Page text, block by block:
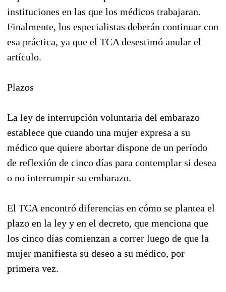
instituciones en las que los médicos trabajaran.
Finalmente, los especialistas deberán continuar con
esa práctica, ya que el TCA desestimó anular el
artículo.
Plazos
La ley de interrupción voluntaria del embarazo
establece que cuando una mujer expresa a su
médico que quiere abortar dispone de un período
de reflexión de cinco días para contemplar si desea
o no interrumpir su embarazo.
El TCA encontró diferencias en cómo se plantea el
plazo en la ley y en el decreto, que menciona que
los cinco días comienzan a correr luego de que la
mujer manifiesta su deseo a su médico, por
primera vez.